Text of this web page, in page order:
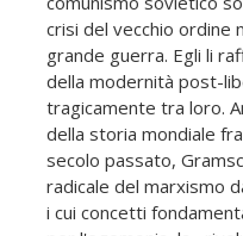
crisi del vecchio ordine
grande guerra. Egli li
della modernità post-
tragicamente tra loro.
della storia mondiale
secolo passato,
radicale del marxismo
i cui concetti